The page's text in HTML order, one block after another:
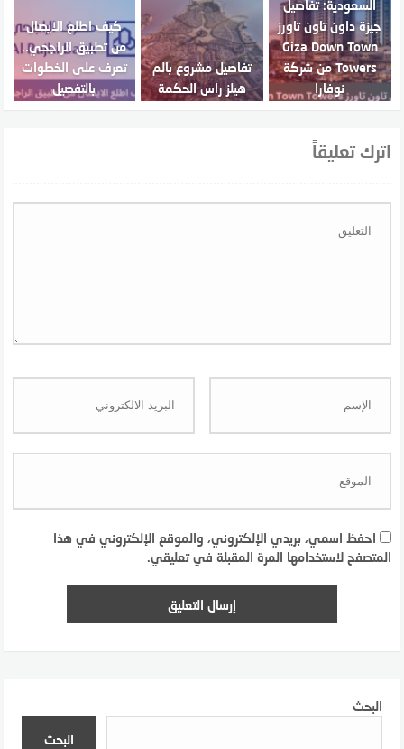
السعودية: تفاصيل
جيزة داون تاون تاورز
Giza Down Town
Towers من شركة
نوفارا
تفاصيل مشروع بالم
هيلز راس الحكمة
كيف اطلع الايصال
من تطبيق الراجحي..
تعرف على الخطوات
بالتفصيل
اترك تعليقاً
احفظ اسمي، بريدي الإلكتروني، والموقع الإلكتروني في هذا
المتصفح لاستخدامها المرة المقبلة في تعليقي.
البحث
البحث